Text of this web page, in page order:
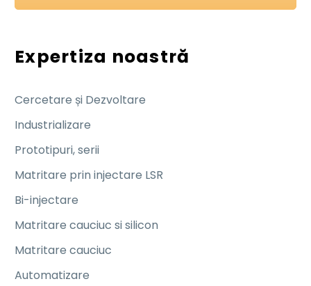
Expertiza noastră
Cercetare și Dezvoltare
Industrializare
Prototipuri, serii
Matritare prin injectare LSR
Bi-injectare
Matritare cauciuc si silicon
Matritare cauciuc
Automatizare